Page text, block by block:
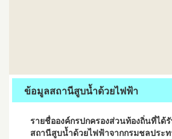
ข้อมูลสถานีสูบน้ำด้วยไฟฟ้า
รายชื่อองค์กรปกครองส่วนท้องถิ่นที่ได้
สถานีสูบน้ำด้วยไฟฟ้าจากกรมชลประ